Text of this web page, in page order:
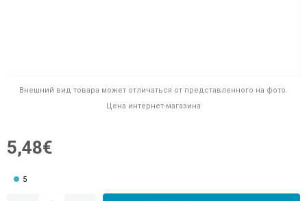
Внешний вид товара может отличаться от представленного на фото.
Цена интернет-магазина
5,48€
5